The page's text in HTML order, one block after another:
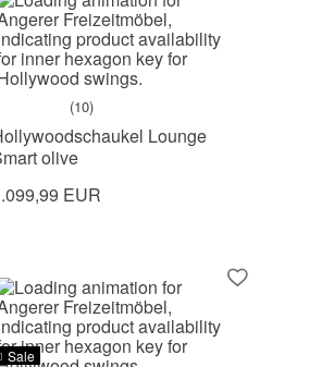
(10)
Lounge
olive
EUR
Sale